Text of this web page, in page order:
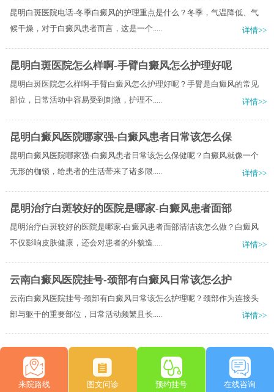
昆明白斑医院电话-冬季白癜风的护理重点是什么？冬季，气温降低、气
候干燥，对于白癜风患者而言，这是一个.....
详情>>
昆明白斑医院怎么样啊-手臂白癜风怎么护理好呢
昆明白斑医院怎么样啊-手臂白癜风怎么护理好呢？手臂是白癜风的常见
部位，日常活动中容易受到刺激，护理不.....
详情>>
昆明白癜风医院哪家强-白癜风患者日常该怎么保
昆明白癜风医院哪家强-白癜风患者日常该怎么保健呢？白癜风就像一个
无形的枷锁，给患者的生活带来了诸多限.....
详情>>
昆明治疗白斑较好的医院是哪家-白癜风患者面部
昆明治疗白斑较好的医院是哪家-白癜风患者面部清洁该怎么做？白癜风
不仅影响皮肤健康，还会对患者的外貌造.....
详情>>
云南白癜风医院挂号-颈部有白癜风日常该怎么护
云南白癜风医院挂号-颈部有白癜风日常该怎么护理呢？颈部作为连接头
部与躯干的重要部位，日常活动频繁且长.....
详情>>
来院路线 图文问诊 预约挂号 在线咨询